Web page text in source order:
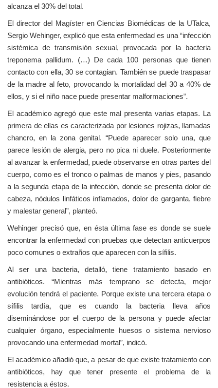
alcanza el 30% del total.
El director del Magíster en Ciencias Biomédicas de la UTalca,
Sergio Wehinger, explicó que esta enfermedad es una “infección
sistémica de transmisión sexual, provocada por la bacteria
treponema pallidum. (…) De cada 100 personas que tienen
contacto con ella, 30 se contagian. También se puede traspasar
de la madre al feto, provocando la mortalidad del 30 a 40% de
ellos, y si el niño nace puede presentar malformaciones”.
El académico agregó que este mal presenta varias etapas. La
primera de ellas es caracterizada por lesiones rojizas, llamadas
chancro, en la zona genital. “Puede aparecer solo una, que
parece lesión de alergia, pero no pica ni duele. Posteriormente
al avanzar la enfermedad, puede observarse en otras partes del
cuerpo, como es el tronco o palmas de manos y pies, pasando
a la segunda etapa de la infección, donde se presenta dolor de
cabeza, nódulos linfáticos inflamados, dolor de garganta, fiebre
y malestar general”, planteó.
Wehinger precisó que, en ésta última fase es donde se suele
encontrar la enfermedad con pruebas que detectan anticuerpos
poco comunes o extraños que aparecen con la sífilis.
Al ser una bacteria, detalló, tiene tratamiento basado en
antibióticos. “Mientras más temprano se detecta, mejor
evolución tendrá el paciente. Porque existe una tercera etapa o
sífilis tardía, que es cuando la bacteria lleva años
diseminándose por el cuerpo de la persona y puede afectar
cualquier órgano, especialmente huesos o sistema nervioso
provocando una enfermedad mortal”, indicó.
El académico añadió que, a pesar de que existe tratamiento con
antibióticos, hay que tener presente el problema de la
resistencia a éstos.